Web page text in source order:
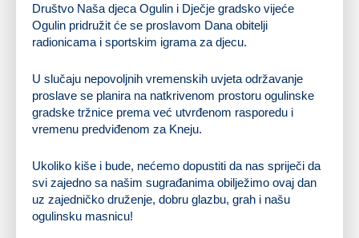
Društvo Naša djeca Ogulin i Dječje gradsko vijeće
Ogulin pridružit će se proslavom Dana obitelji
radionicama i sportskim igrama za djecu.
U slučaju nepovoljnih vremenskih uvjeta održavanje
proslave se planira na natkrivenom prostoru ogulinske
gradske tržnice prema već utvrđenom rasporedu i
vremenu predviđenom za Kneju.
Ukoliko kiše i bude, nećemo dopustiti da nas spriječi da
svi zajedno sa našim sugrađanima obilježimo ovaj dan
uz zajedničko druženje, dobru glazbu, grah i našu
ogulinsku masnicu!